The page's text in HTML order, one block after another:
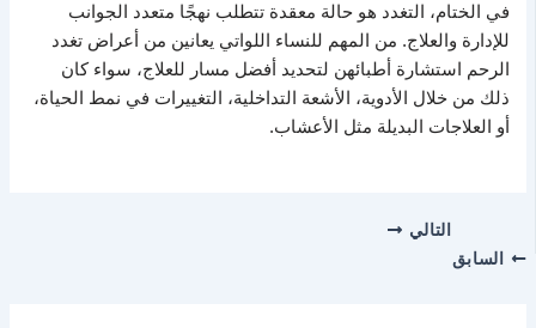
في الختام، التغدد هو حالة معقدة تتطلب نهجًا متعدد الجوانب
للإدارة والعلاج. من المهم للنساء اللواتي يعانين من أعراض تغدد
الرحم استشارة أطبائهن لتحديد أفضل مسار للعلاج، سواء كان
ذلك من خلال الأدوية، الأشعة التداخلية، التغييرات في نمط الحياة،
أو العلاجات البديلة مثل الأعشاب.
السابق
التالي